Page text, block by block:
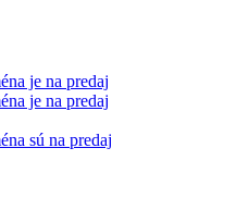
je na predaj
je na predaj
sú na predaj